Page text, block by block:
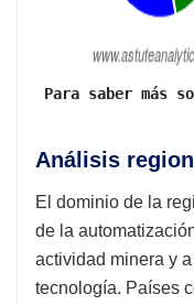
Para saber más
Análisis
El dominio de la
de la
actividad minera y
tecnología. Países